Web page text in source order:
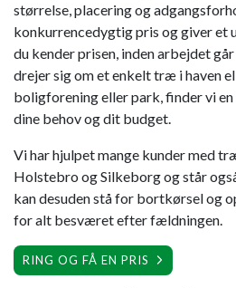
størrelse, placering og
konkurrencedygtig pris og giver et
du kender prisen, inden arbejdet
drejer sig om et enkelt træ i haven
boligforening eller park, finder vi
dine behov og dit budget.
Vi har hjulpet mange kunder med
Holstebro og Silkeborg og står
kan desuden stå for bortkørsel og
for alt besværet efter fældningen.
RING OG FÅ EN PRIS